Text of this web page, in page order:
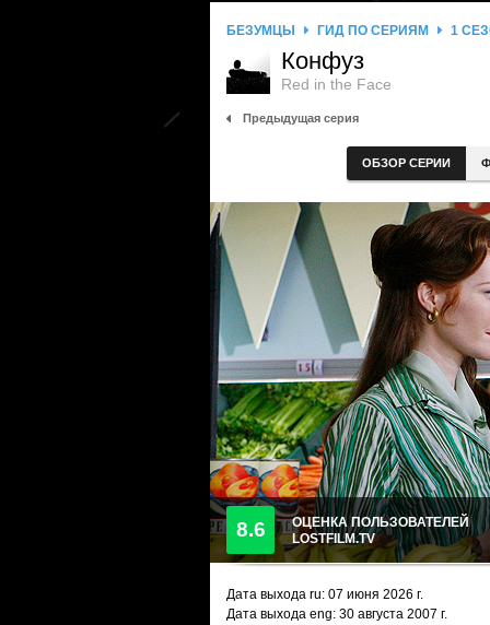
БЕЗУМЦЫ ГИД ПО СЕРИЯМ 1
Конфуз
Red in the Face
Предыдущая серия
ОБЗОР СЕРИИ
8.6
ОЦЕНКА ПОЛЬЗОВАТЕЛЕЙ
LOSTFILM.TV
Дата выхода ru: 07 июня 2026 г.
Дата выхода eng: 30 августа 2007 г.